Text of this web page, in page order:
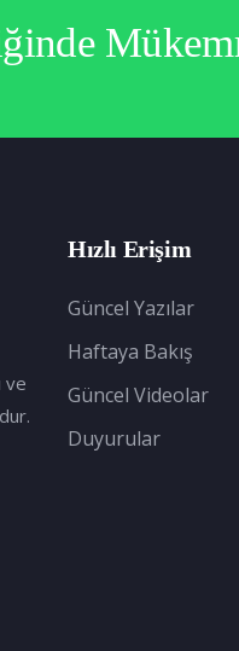
ve
Hızlı Erişim
Güncel Yazılar
Haftaya Bakış
Güncel Videolar
Duyurular